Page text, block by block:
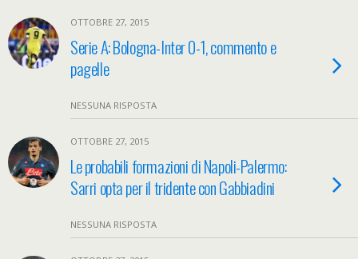
OTTOBRE 27, 2015
Serie A: Bologna-Inter 0-1, commento e
pagelle
NESSUNA RISPOSTA
OTTOBRE 27, 2015
Le probabili formazioni di Napoli-Palermo:
Sarri opta per il tridente con Gabbiadini
NESSUNA RISPOSTA